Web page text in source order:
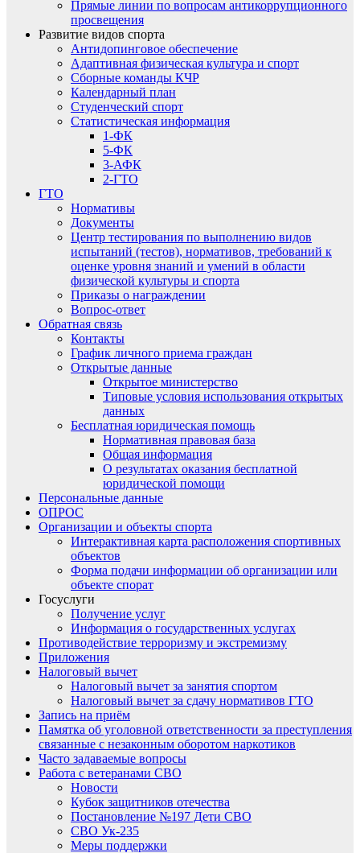
Прямые линии по вопросам антикоррупционного
просвещения
Развитие видов спорта
Антидопинговое обеспечение
Адаптивная физическая культура и спорт
Сборные команды КЧР
Календарный план
Студенческий спорт
Статистическая информация
1-ФК
5-ФК
3-АФК
2-ГТО
ГТО
Нормативы
Документы
Центр тестирования по выполнению видов
испытаний (тестов), нормативов, требований к
оценке уровня знаний и умений в области
физической культуры и спорта
Приказы о награждении
Вопрос-ответ
Обратная связь
Контакты
График личного приема граждан
Открытые данные
Открытое министерство
Типовые условия использования открытых
данных
Бесплатная юридическая помощь
Нормативная правовая база
Общая информация
О результатах оказания бесплатной
юридической помощи
Персональные данные
ОПРОС
Организации и объекты спорта
Интерактивная карта расположения спортивных
объектов
Форма подачи информации об организации или
объекте спорат
Госуслуги
Получение услуг
Информация о государственных услугах
Противодействие терроризму и экстремизму
Приложения
Налоговый вычет
Налоговый вычет за занятия спортом
Налоговый вычет за сдачу нормативов ГТО
Запись на приём
Памятка об уголовной ответственности за преступления
связанные с незаконным оборотом наркотиков
Часто задаваемые вопросы
Работа с ветеранами СВО
Новости
Кубок защитников отечества
Постановление №197 Дети СВО
СВО Ук-235
Меры поддержки